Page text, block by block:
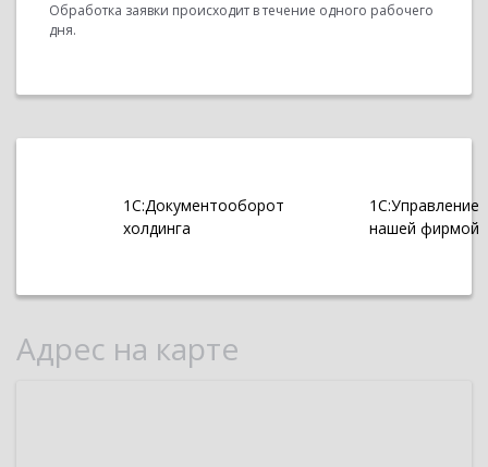
Обработка заявки происходит в течение одного рабочего
дня.
1С:Документооборот
холдинга
1С:Управление
нашей фирмой
Адрес на карте